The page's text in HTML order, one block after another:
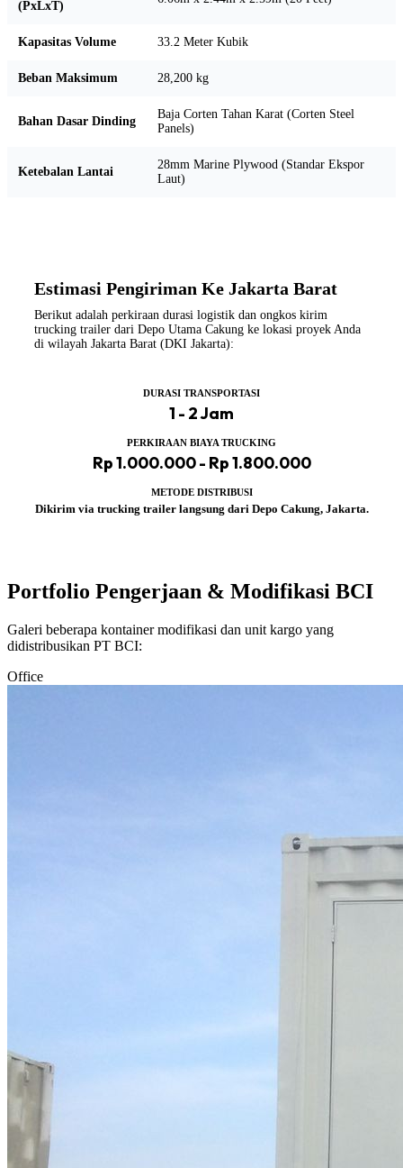
(PxLxT)
Kapasitas Volume 33.2 Meter Kubik
Beban Maksimum 28,200 kg
Bahan Dasar Dinding
Baja Corten Tahan Karat (Corten Steel
Panels)
Ketebalan Lantai
28mm Marine Plywood (Standar Ekspor
Laut)
Estimasi Pengiriman Ke Jakarta Barat
Berikut adalah perkiraan durasi logistik dan ongkos kirim
trucking trailer dari Depo Utama Cakung ke lokasi proyek Anda
di wilayah Jakarta Barat (DKI Jakarta):
DURASI TRANSPORTASI
1 - 2 Jam
PERKIRAAN BIAYA TRUCKING
Rp 1.000.000 - Rp 1.800.000
METODE DISTRIBUSI
Dikirim via trucking trailer langsung dari Depo Cakung, Jakarta.
Portfolio Pengerjaan & Modifikasi BCI
Galeri beberapa kontainer modifikasi dan unit kargo yang
didistribusikan PT BCI:
Office